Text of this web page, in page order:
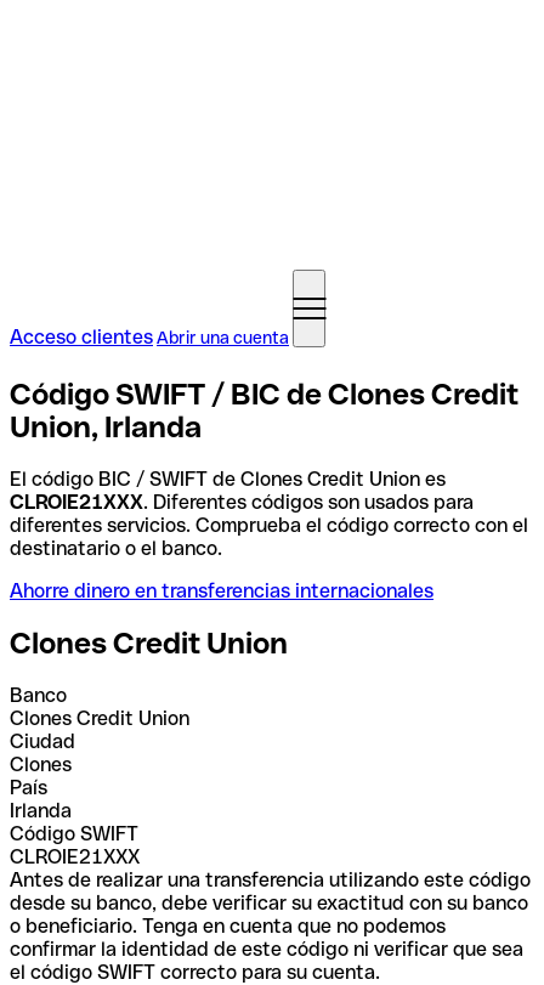
Acceso clientesAbrir una cuenta
Código SWIFT / BIC de Clones Credit
Union, Irlanda
El código BIC / SWIFT de Clones Credit Union es
CLROIE21XXX. Diferentes códigos son usados para
diferentes servicios. Comprueba el código correcto con el
destinatario o el banco.
Ahorre dinero en transferencias internacionales
Clones Credit Union
Banco
Clones Credit Union
Ciudad
Clones
País
Irlanda
Código SWIFT
CLROIE21XXX
Antes de realizar una transferencia utilizando este código
desde su banco, debe verificar su exactitud con su banco
o beneficiario. Tenga en cuenta que no podemos
confirmar la identidad de este código ni verificar que sea
el código SWIFT correcto para su cuenta.